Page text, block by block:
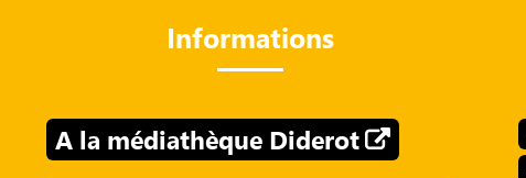
Informations
A la médiathèque Diderot